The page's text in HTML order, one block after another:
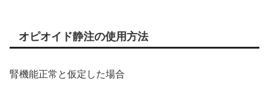
オピオイド静注の使用方法
腎機能正常と仮定した場合